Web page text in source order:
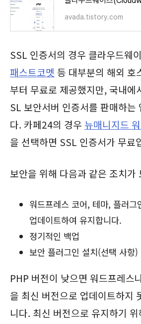
avada.tistory.com
SSL 인증서의 경우 클라우드웨
패스트코멧 등 대부분의 해외 호
부터 무료로 제공했지만, 국내에
SL 보안서버 인증서를 판매하는
다. 카페24의 경우 뉴매니지드
을 선택하면 SSL 인증서가 무료
보안을 위해 다음과 같은 조치가
워드프레스 코어, 테마, 플러그
업데이트하여 유지합니다.
정기적인 백업
보안 플러그인 설치(선택 사항)
PHP 버전이 낮으면 워드프레스
을 최신 버전으로 업데이트하지
니다. 최신 버전으로 유지하기